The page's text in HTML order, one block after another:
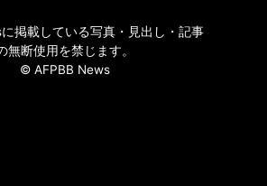
掲載している写真・見出し・記事
無断使用を禁じます。
© AFPBB News